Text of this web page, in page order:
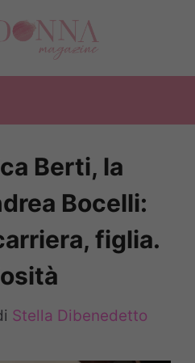
Berti, la
Bocelli:
figlia.
Stella Dibenedetto